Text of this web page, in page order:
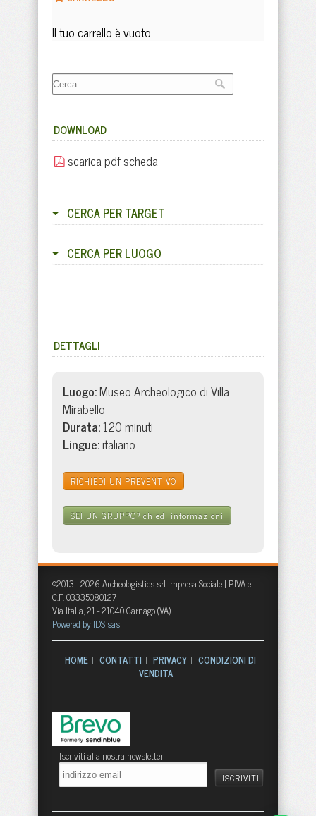
Il tuo carrello è vuoto
DOWNLOAD
scarica pdf scheda
CERCA PER TARGET
CERCA PER LUOGO
DETTAGLI
Luogo:Museo Archeologico di Villa
Mirabello
Durata:120 minuti
Lingue:italiano
RICHIEDI UN PREVENTIVO
SEI UN GRUPPO? chiedi informazioni
©2013 - 2026 Archeologistics srl Impresa Sociale | P.IVA e
C.F. 03335080127
Via Italia, 21 - 21040 Carnago (VA)
Powered by IDS sas
HOME | CONTATTI | PRIVACY | CONDIZIONI DI
VENDITA
Iscriviti alla nostra newsletter